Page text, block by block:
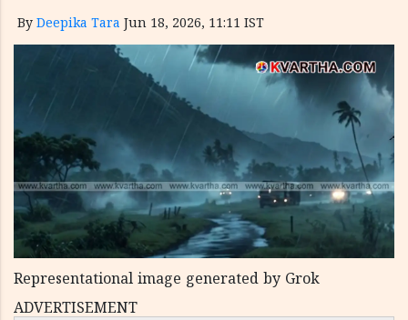
By Deepika Tara Jun 18, 2026, 11:11 IST
Representational image generated by Grok
ADVERTISEMENT